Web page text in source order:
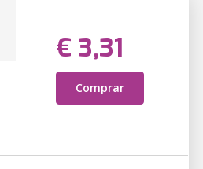
€ 3,31
Comprar